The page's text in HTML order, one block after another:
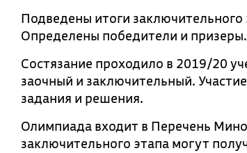
Подведены итоги
Определены победители и призеры.
Состязание проходило в 2019/20
заочный и заключительный.
задания и решения.
Олимпиада входит в Перечень
заключительного этапа могут